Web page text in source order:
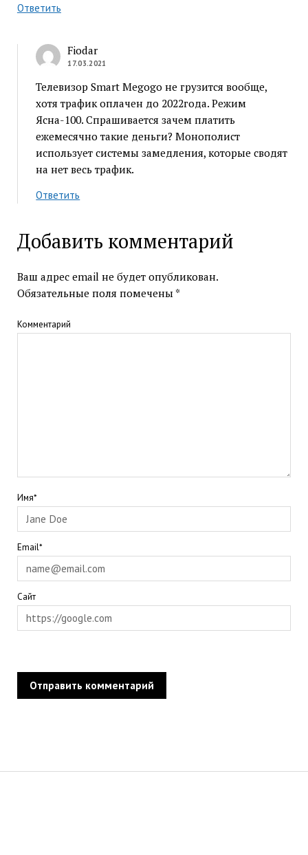
Ответить
Fiodar
17.03.2021
Телевизор Smart Megogo не грузится вообще,
хотя трафик оплачен до 2022года. Режим
Ясна-100. Спрашивается зачем платить
ежемесячно такие деньги? Монополист
использует системы замедления, которые сводят
на нет весь трафик.
Ответить
Добавить комментарий
Ваш адрес email не будет опубликован.
Обязательные поля помечены *
Комментарий
Имя*
Email*
Сайт